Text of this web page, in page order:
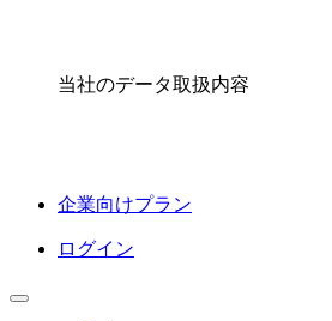
当社のデータ取扱内容
企業向けプラン
ログイン